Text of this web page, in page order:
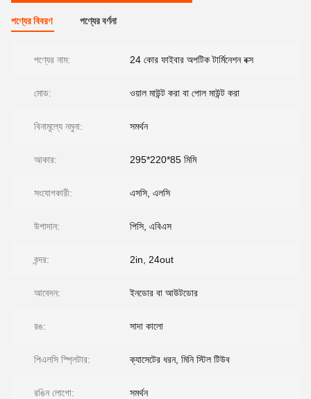
পণ্যের বিবরণ পণ্যের বর্ণনা
পণ্যের নাম: 24 কোর ফাইবার অপটিক টার্মিনেশন বক্স
মোড: ওয়াল মাউন্ট করা বা পোল মাউন্ট করা
বিনামূল্যে নমুনা: সমর্থন
আকার: 295*220*85 মিমি
সংযোগকারী: এসসি, এলসি
উপাদান: পিসি, এবিএস
বন্দর: 2in, 24out
আবেদন: ইনডোর বা আউটডোর
রঙ: সাদা কালো
পিএলসি স্প্লিটার: ক্যাসেটের ধরন, মিনি স্টিল টিউব
রঙিন লোগো: সমর্থন